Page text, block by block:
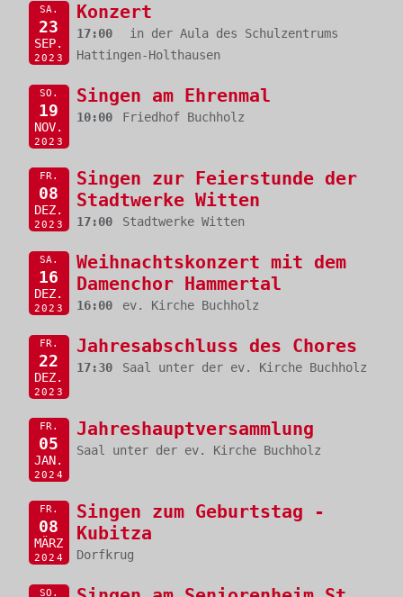
SA.
23
SEP.
2023
Konzert
17:00
in der Aula des Schulzentrums
Hattingen-Holthausen
SO.
19
NOV.
2023
Singen am Ehrenmal
10:00 Friedhof Buchholz
FR.
08
DEZ.
2023
Singen zur Feierstunde der
Stadtwerke Witten
17:00 Stadtwerke Witten
SA.
16
DEZ.
2023
Weihnachtskonzert mit dem
Damenchor Hammertal
16:00 ev. Kirche Buchholz
FR.
22
DEZ.
2023
Jahresabschluss des Chores
17:30 Saal unter der ev. Kirche Buchholz
FR.
05
JAN.
2024
Jahreshauptversammlung
Saal unter der ev. Kirche Buchholz
FR.
08
MÄRZ
2024
Singen zum Geburtstag -
Kubitza
Dorfkrug
SO.